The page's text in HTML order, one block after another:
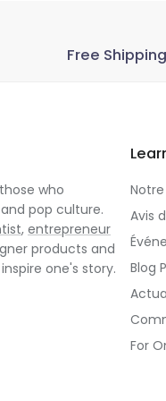
Free
who
pop culture.
, entrepreneur
products and
one's story.
Avis
Blog
For